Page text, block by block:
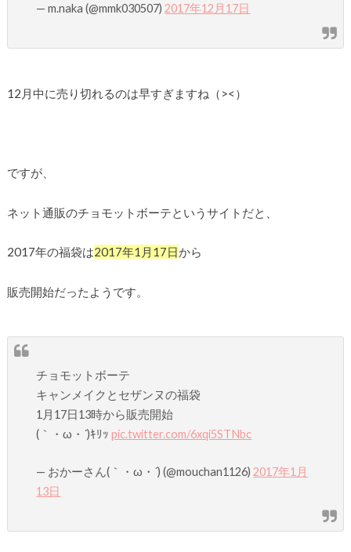
— m.naka (@mmk030507)2017年12月17日
12月中に売り切れるのは早すぎますね（><）
ですが、
ネット通販のチョモットボーテというサイトだと、
2017年の福袋は2017年1月17日から
販売開始だったようです。
チョモットボーテ
キャンメイクとセザンヌの福袋
1月17日13時から販売開始
(｀・ω・´)ｷﾘｯpic.twitter.com/6xqi5STNbc
— おかーさん(｀・ω・´) (@mouchan1126)2017年1月
13日